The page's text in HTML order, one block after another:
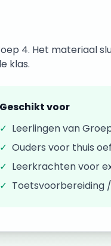
4. Het materiaal
klas.
Geschikt voor
✓ Leerlingen van
✓ Ouders voor thuis
✓ Leerkrachten voor
✓ Toetsvoorbereiding